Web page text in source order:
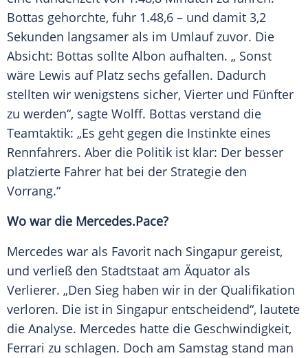
Bottas gehorchte, fuhr 1.48,6 – und damit 3,2
Sekunden langsamer als im Umlauf zuvor. Die
Absicht: Bottas sollte Albon aufhalten. „ Sonst
wäre Lewis auf Platz sechs gefallen. Dadurch
stellten wir wenigstens sicher, Vierter und Fünfter
zu werden“, sagte Wolff. Bottas verstand die
Teamtaktik: „Es geht gegen die Instinkte eines
Rennfahrers. Aber die Politik ist klar: Der besser
platzierte Fahrer hat bei der Strategie den
Vorrang.“
Wo war die Mercedes.Pace?
Mercedes war als Favorit nach Singapur gereist,
und verließ den Stadtstaat am Äquator als
Verlierer. „Den Sieg haben wir in der Qualifikation
verloren. Die ist in Singapur entscheidend“, lautete
die Analyse. Mercedes hatte die Geschwindigkeit,
Ferrari zu schlagen. Doch am Samstag stand man